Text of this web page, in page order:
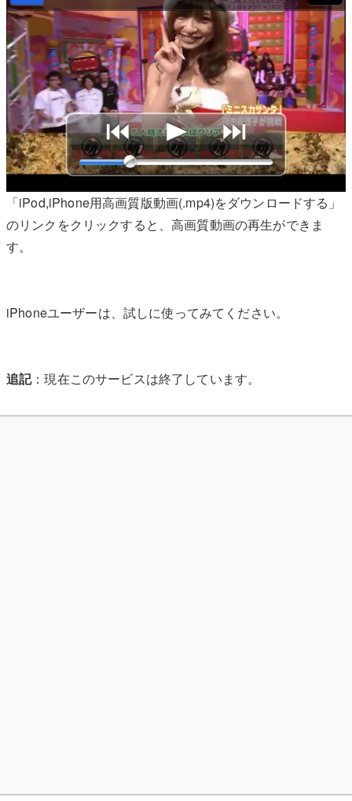
「iPod,iPhone用高画質版動画(.mp4)をダウンロードする」
のリンクをクリックすると、高画質動画の再生ができま
す。
iPhoneユーザーは、試しに使ってみてください。
追記：現在このサービスは終了しています。